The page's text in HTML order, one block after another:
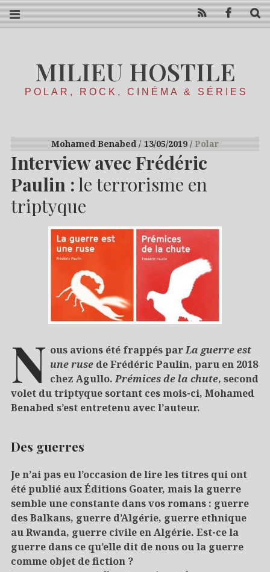
MILIEU HOSTILE
POLAR, ROCK, CINÉMA & SÉRIES
Mohamed Benabed 13/05/2019 Polar
Interview avec Frédéric
Paulin :le terrorisme en
triptyque
N ous avions été frappés parLa guerre est
une rusede Frédéric Paulin, paru en 2018
chez Agullo.Prémices de la chute, second
volet du triptyque sortant ces mois-ci, Mohamed
Benabed s’est entretenu avec l’auteur.
Des guerres
Je n’ai pas eu l’occasion de lire les titres qui ont
été publié aux Éditions Goater, mais la guerre
semble une constante dans vos romans : guerre
des Balkans, guerre d’Algérie, guerre ethnique
au Rwanda, guerre civile en Algérie. Est-ce la
guerre dans ce qu’elle dit de nous ou la guerre
comme objet de fiction ?
RSS